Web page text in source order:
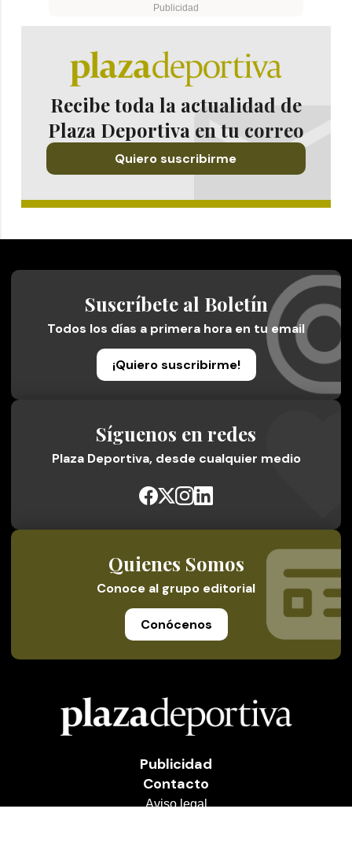
Recibe toda la actualidad de
Plaza Deportiva en tu correo
Quiero suscribirme
Suscríbete al Boletín
Todos los días a primera hora en tu email
¡Quiero suscribirme!
Síguenos en redes
Plaza Deportiva, desde cualquier medio
Quienes Somos
Conoce al grupo editorial
Conócenos
Publicidad
Contacto
Aviso legal